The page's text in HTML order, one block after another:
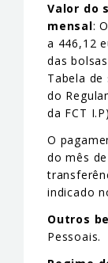
Valor do
mensal:
a 446,12
das
Tabela de
do
da FCT
O
do mês
indicado
Outros
Pessoais.